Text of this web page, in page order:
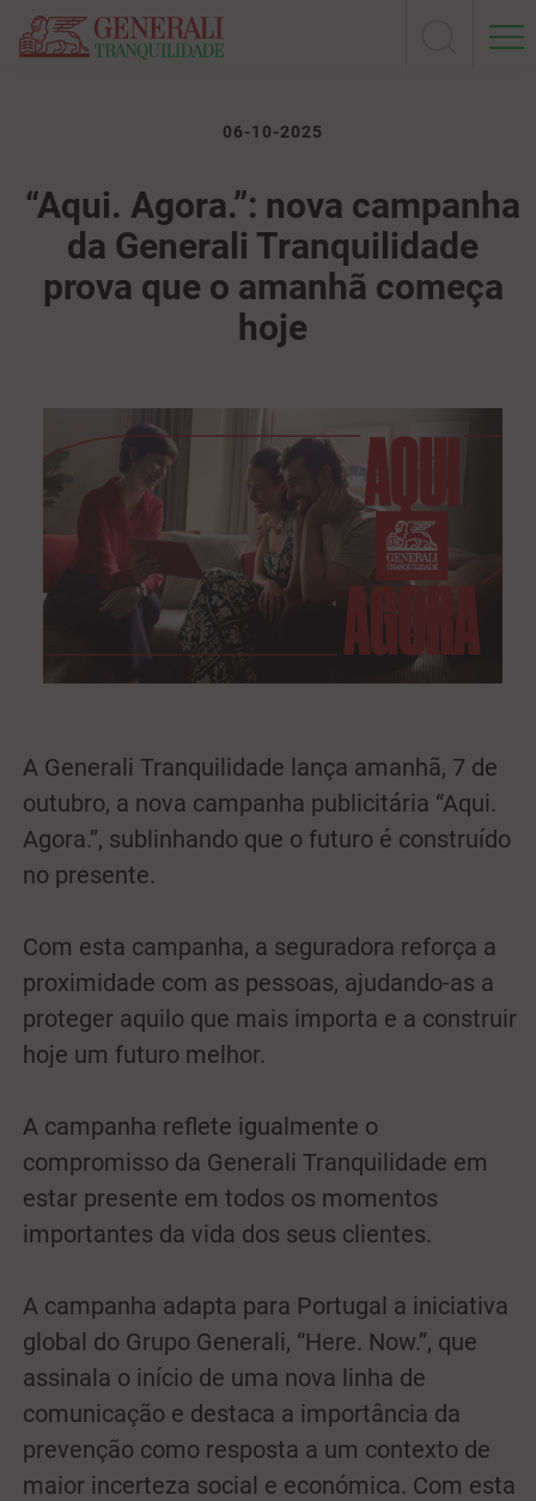
06-10-2025
“Aqui. Agora.”: nova campanha
da Generali Tranquilidade
prova que o amanhã começa
hoje
A Generali Tranquilidade lança amanhã, 7 de
outubro, a nova campanha publicitária “Aqui.
Agora.”, sublinhando que o futuro é construído
no presente.
Com esta campanha, a seguradora reforça a
proximidade com as pessoas, ajudando-as a
proteger aquilo que mais importa e a construir
hoje um futuro melhor.
A campanha reflete igualmente o
compromisso da Generali Tranquilidade em
estar presente em todos os momentos
importantes da vida dos seus clientes.
A campanha adapta para Portugal a iniciativa
global do Grupo Generali, “Here. Now.”, que
assinala o início de uma nova linha de
comunicação e destaca a importância da
prevenção como resposta a um contexto de
maior incerteza social e económica. Com esta